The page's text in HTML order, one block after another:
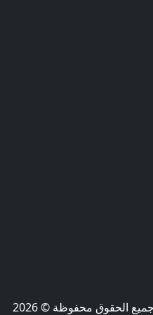
الحقوق محفوظة © 2026